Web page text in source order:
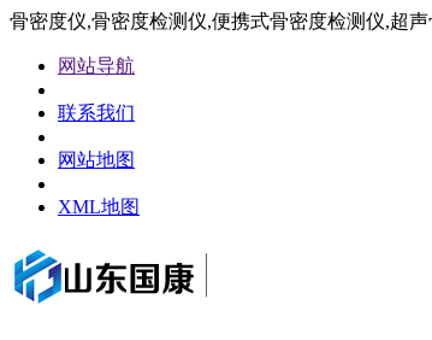
骨密度仪,骨密度检测仪,便携式骨密度检测仪,超
网站导航
联系我们
网站地图
XML地图